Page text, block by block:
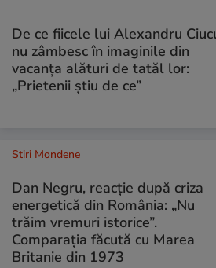
De ce fiicele lui Alexandru
nu zâmbesc în imaginile din
vacanța alături de tatăl lor:
„Prietenii știu de ce”
Stiri Mondene
Dan Negru, reacție după criza
energetică din România: „Nu
trăim vremuri istorice”.
Comparația făcută cu Marea
Britanie din 1973